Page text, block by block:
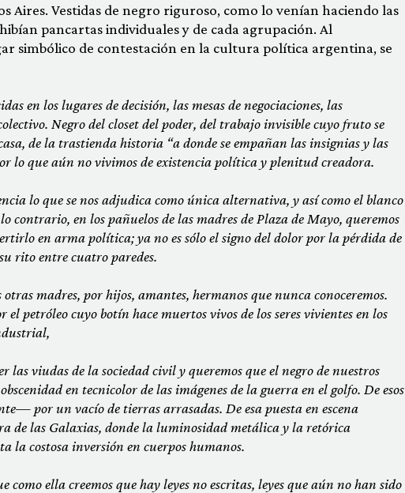
Aires. Vestidas de negro riguroso, como lo venían haciendo las
pancartas individuales y de cada agrupación. Al
simbólico de contestación en la cultura política argentina, se
en los lugares de decisión, las mesas de negociaciones, las
Negro del closet del poder, del trabajo invisible cuyo fruto se
de la trastienda historia “a donde se empañan las insignias y las
lo que aún no vivimos de existencia política y plenitud creadora.
lo que se nos adjudica como única alternativa, y así como el blanco
contrario, en los pañuelos de las madres de Plaza de Mayo, queremos
en arma política; ya no es sólo el signo del dolor por la pérdida de
rito entre cuatro paredes.
madres, por hijos, amantes, hermanos que nunca conoceremos.
el petróleo cuyo botín hace muertos vivos de los seres vivientes en los
las viudas de la sociedad civil y queremos que el negro de nuestros
en tecnicolor de las imágenes de la guerra en el golfo. De esos
por un vacío de tierras arrasadas. De esa puesta en escena
de las Galaxias, donde la luminosidad metálica y la retórica
la costosa inversión en cuerpos humanos.
como ella creemos que hay leyes no escritas, leyes que aún no han sido